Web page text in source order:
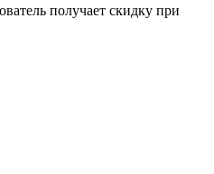
получает скидку при